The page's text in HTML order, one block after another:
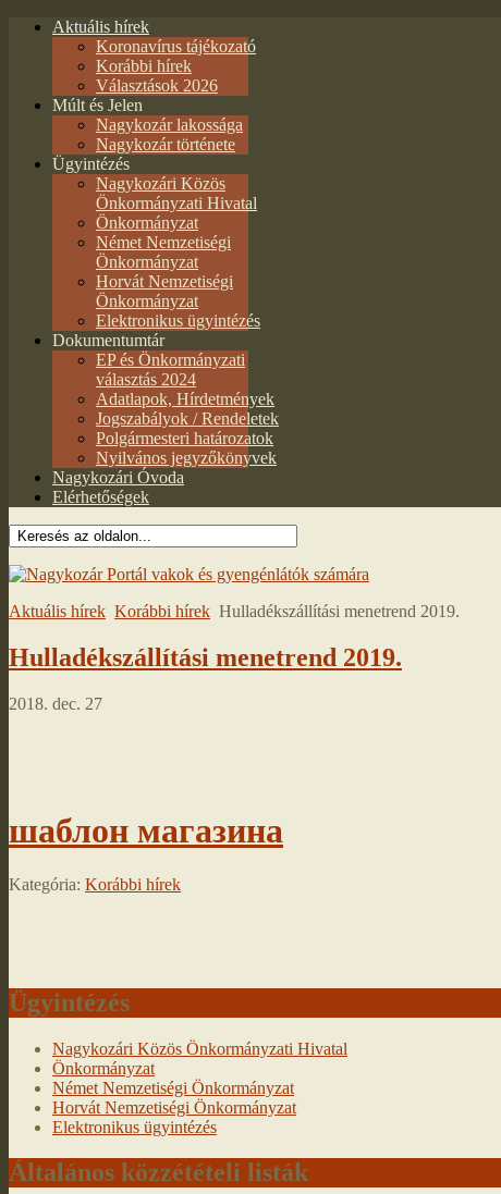
Aktuális hírek
Koronavírus tájékozató
Korábbi hírek
Választások 2026
Múlt és Jelen
Nagykozár lakossága
Nagykozár története
Ügyintézés
Nagykozári Közös
Önkormányzati Hivatal
Önkormányzat
Német Nemzetiségi
Önkormányzat
Horvát Nemzetiségi
Önkormányzat
Elektronikus ügyintézés
Dokumentumtár
EP és Önkormányzati
választás 2024
Adatlapok, Hírdetmények
Jogszabályok / Rendeletek
Polgármesteri határozatok
Nyilvános jegyzőkönyvek
Nagykozári Óvoda
Elérhetőségek
Aktuális hírek Korábbi hírek Hulladékszállítási menetrend 2019.
Hulladékszállítási menetrend 2019.
2018. dec. 27
шаблон магазина
Kategória: Korábbi hírek
Ügyintézés
Nagykozári Közös Önkormányzati Hivatal
Önkormányzat
Német Nemzetiségi Önkormányzat
Horvát Nemzetiségi Önkormányzat
Elektronikus ügyintézés
Általános közzétételi listák